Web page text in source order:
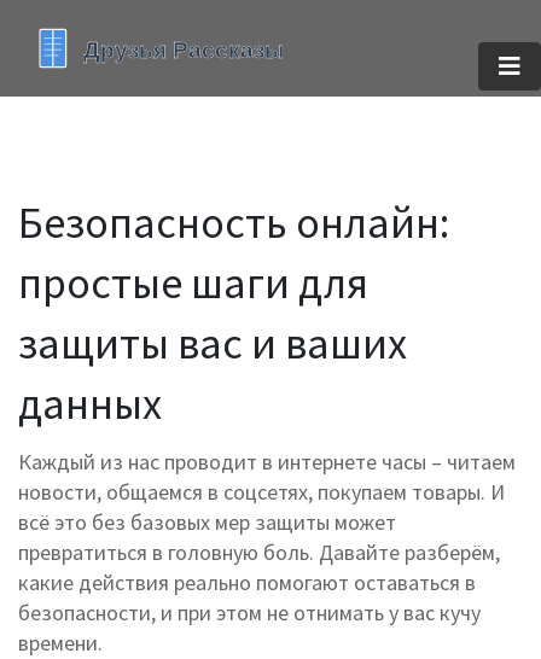
Безопасность онлайн:
простые шаги для
защиты вас и ваших
данных
Каждый из нас проводит в интернете часы – читаем
новости, общаемся в соцсетях, покупаем товары. И
всё это без базовых мер защиты может
превратиться в головную боль. Давайте разберём,
какие действия реально помогают оставаться в
безопасности, и при этом не отнимать у вас кучу
времени.